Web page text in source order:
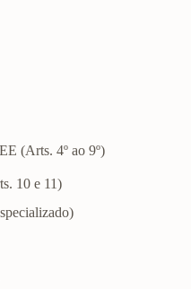
(Arts. 4º ao 9º)
10 e 11)